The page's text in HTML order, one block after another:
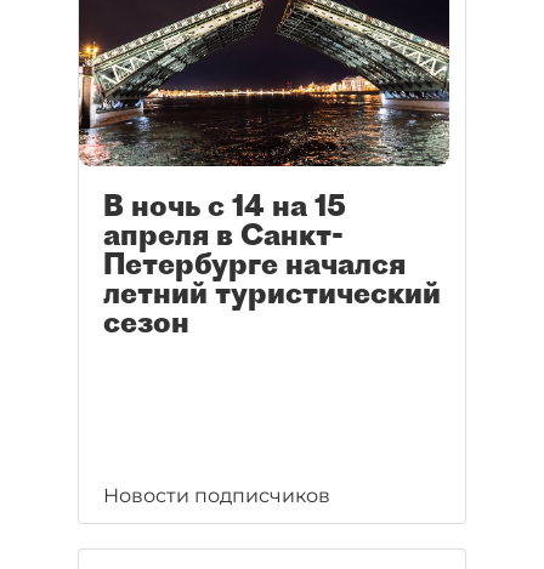
В ночь с 14 на 15
апреля в Санкт-
Петербурге начался
летний туристический
сезон
Новости подписчиков